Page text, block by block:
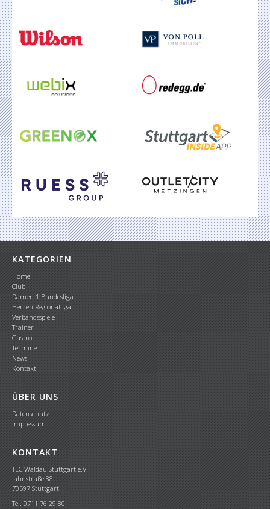
KATEGORIEN
Home
Club
Damen 1.Bundesliga
Herren Regionalliga
Verbandsspiele
Trainer
Gastro
Termine
News
Kontakt
ÜBER UNS
Datenschutz
Impressum
KONTAKT
TEC Waldau Stuttgart e.V.
Jahnstraße 88
70597 Stuttgart
Tel. 0711 76 29 80